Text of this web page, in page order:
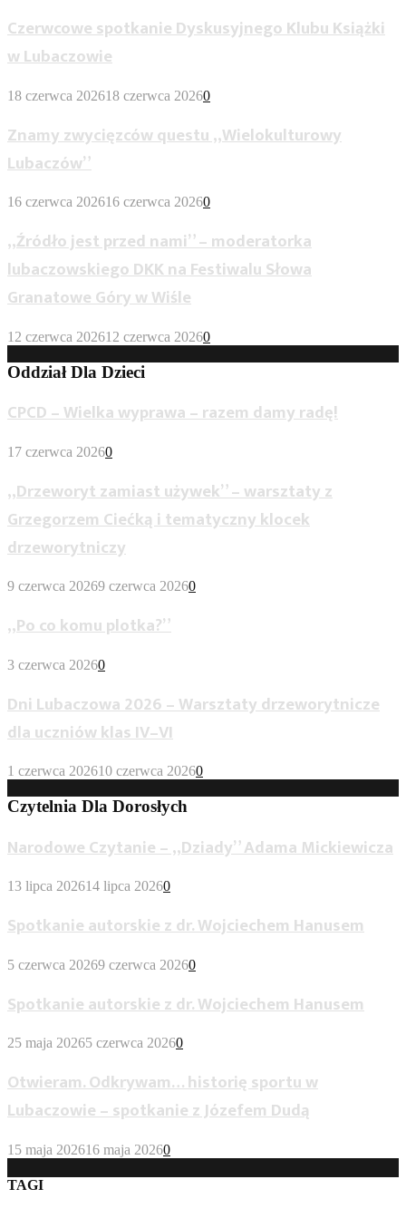
Czerwcowe spotkanie Dyskusyjnego Klubu Książki
w Lubaczowie
18 czerwca 202618 czerwca 20260
Znamy zwycięzców questu „Wielokulturowy
Lubaczów”
16 czerwca 202616 czerwca 20260
„Źródło jest przed nami” – moderatorka
lubaczowskiego DKK na Festiwalu Słowa
Granatowe Góry w Wiśle
12 czerwca 202612 czerwca 20260
Oddział Dla Dzieci
CPCD – Wielka wyprawa – razem damy radę!
17 czerwca 20260
„Drzeworyt zamiast używek” – warsztaty z
Grzegorzem Ciećką i tematyczny klocek
drzeworytniczy
9 czerwca 20269 czerwca 20260
„Po co komu plotka?”
3 czerwca 20260
Dni Lubaczowa 2026 – Warsztaty drzeworytnicze
dla uczniów klas IV–VI
1 czerwca 202610 czerwca 20260
Czytelnia Dla Dorosłych
Narodowe Czytanie – „Dziady” Adama Mickiewicza
13 lipca 202614 lipca 20260
Spotkanie autorskie z dr. Wojciechem Hanusem
5 czerwca 20269 czerwca 20260
Spotkanie autorskie z dr. Wojciechem Hanusem
25 maja 20265 czerwca 20260
Otwieram. Odkrywam… historię sportu w
Lubaczowie – spotkanie z Józefem Dudą
15 maja 202616 maja 20260
TAGI